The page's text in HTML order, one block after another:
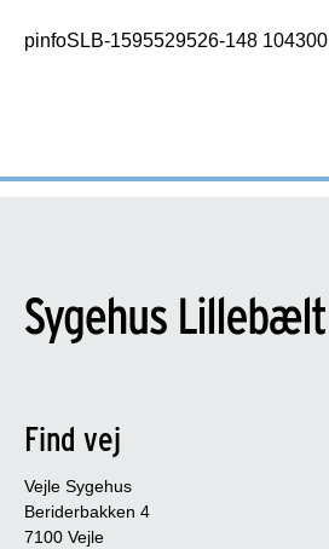
pinfoSLB-1595529526-148 104300
Find vej
Vejle Sygehus
Beriderbakken 4
7100 Vejle